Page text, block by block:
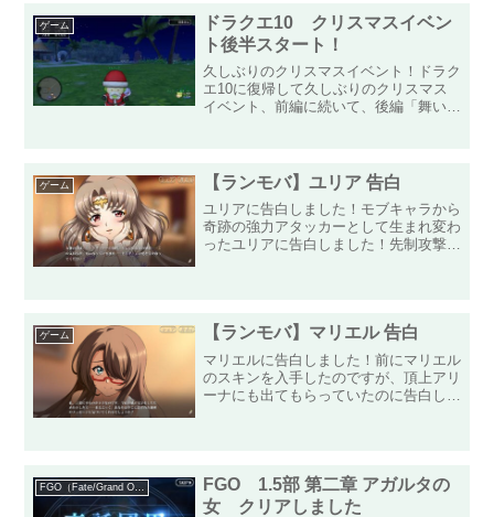
ゲーム
ドラクエ10 クリスマスイベン
ト後半スタート！
久しぶりのクリスマスイベント！ドラク
エ10に復帰して久しぶりのクリスマス
イベント、前編に続いて、後編「舞い降
少なくドラクエ10を始め...
ゲーム 【ランモバ】ユリア 告白
ユリアに告白しました！モブキャラから
奇跡の強力アタッカーとして生まれ変わ
ったユリアに告白しました！先制攻撃で
ゲーム 【ランモバ】マリエル 告白
マリエルに告白しました！前にマリエル
のスキンを入手したのですが、頂上アリ
ーナにも出てもらっていたのに告白して
FGO（Fate/Grand Order）
FGO 1.5部 第二章 アガルタの
女 クリアしました